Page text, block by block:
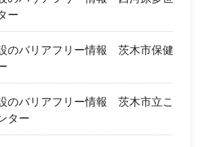
ー
のバリアフリー情報 茨木市保健
のバリアフリー情報 茨木市立こ
ター